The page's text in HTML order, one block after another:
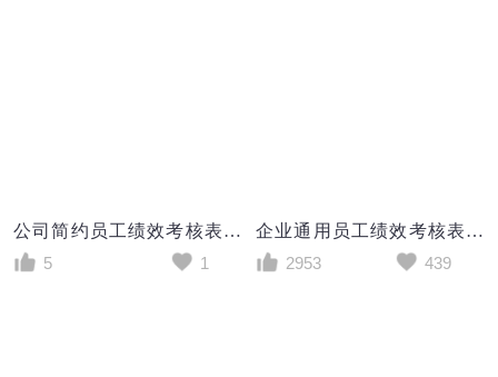
公司简约员工绩效考核表excel模板
5
1
企业通用员工绩效考核表员工测评Excel表格
2953
439